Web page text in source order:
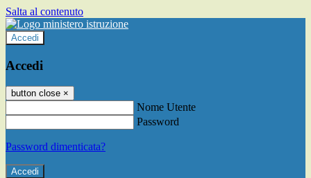
Salta al contenuto
Accedi
Accedi
button close ×
Nome Utente
Password
Password dimenticata?